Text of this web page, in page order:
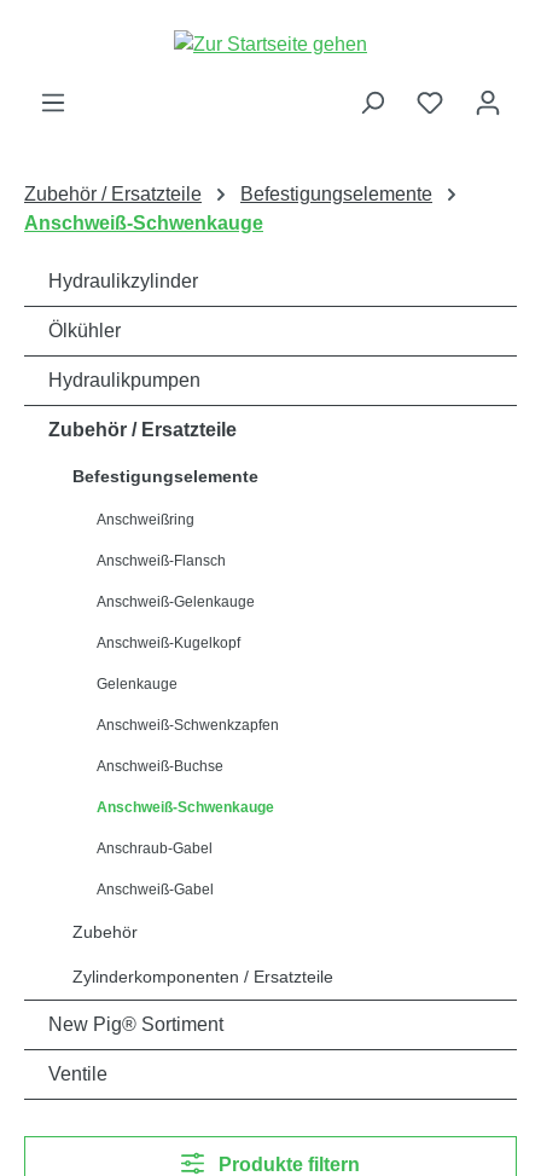
Zubehör / Ersatzteile
Befestigungselemente
Anschweiß-Schwenkauge
Hydraulikzylinder
Ölkühler
Hydraulikpumpen
Zubehör / Ersatzteile
Befestigungselemente
Anschweißring
Anschweiß-Flansch
Anschweiß-Gelenkauge
Anschweiß-Kugelkopf
Gelenkauge
Anschweiß-Schwenkzapfen
Anschweiß-Buchse
Anschweiß-Schwenkauge
Anschraub-Gabel
Anschweiß-Gabel
Zubehör
Zylinderkomponenten / Ersatzteile
New Pig® Sortiment
Ventile
Produkte filtern